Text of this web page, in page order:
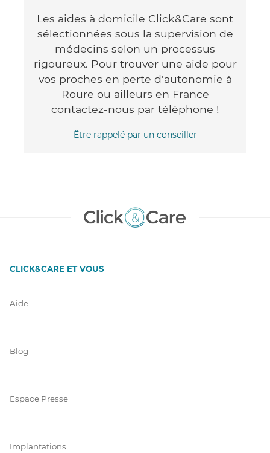
Les aides à domicile Click&Care sont
sélectionnées sous la supervision de
médecins selon un processus
rigoureux. Pour trouver une aide pour
vos proches en perte d'autonomie à
Roure ou ailleurs en France
contactez-nous par téléphone !
Être rappelé par un conseiller
CLICK&CARE ET VOUS
Aide
Blog
Espace Presse
Implantations